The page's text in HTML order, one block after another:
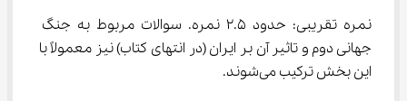
نمره تقریبی: حدود ۲.۵ نمره. سوالات مربوط به جنگ
جهانی دوم و تاثیر آن بر ایران (در انتهای کتاب) نیز معمولاً با
این بخش ترکیب می‌شوند.